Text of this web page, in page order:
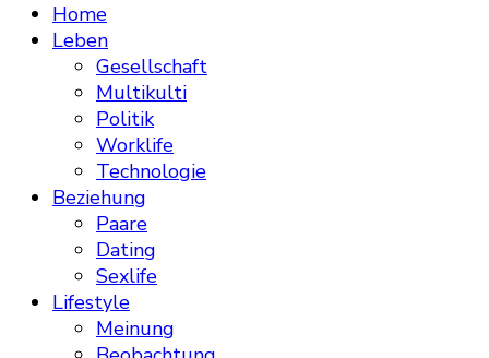
Home
Leben
Gesellschaft
Multikulti
Politik
Worklife
Technologie
Beziehung
Paare
Dating
Sexlife
Lifestyle
Meinung